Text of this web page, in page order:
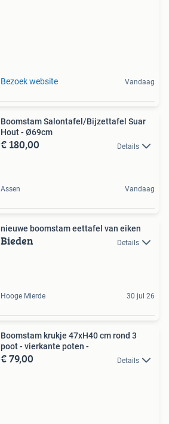
Bezoek website Vandaag
Boomstam Salontafel/Bijzettafel Suar
Hout - Ø69cm
€ 180,00 Details
Assen Vandaag
nieuwe boomstam eettafel van eiken
Bieden Details
Hooge Mierde 30 jul 26
Boomstam krukje 47xH40 cm rond 3
poot - vierkante poten -
€ 79,00 Details